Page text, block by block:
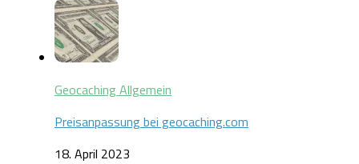
Geocaching Allgemein
Preisanpassung bei geocaching.com
18. April 2023